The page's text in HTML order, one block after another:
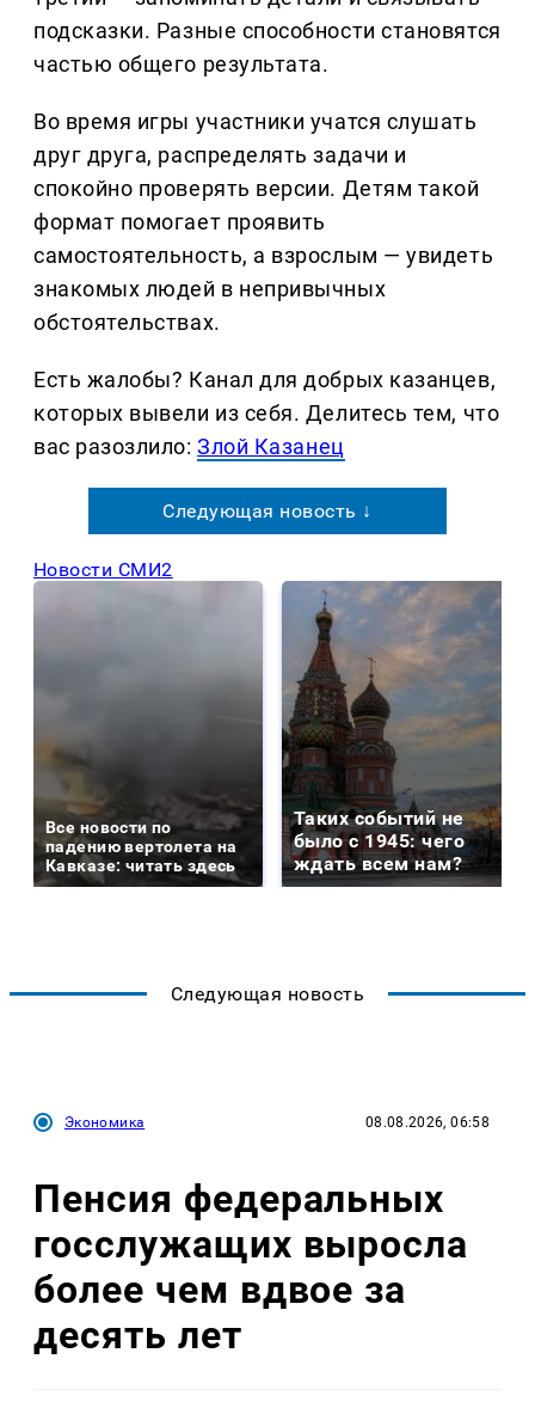
подсказки. Разные способности становятся
частью общего результата.
Во время игры участники учатся слушать
друг друга, распределять задачи и
спокойно проверять версии. Детям такой
формат помогает проявить
самостоятельность, а взрослым — увидеть
знакомых людей в непривычных
обстоятельствах.
Есть жалобы? Канал для добрых казанцев,
которых вывели из себя. Делитеcь тем, что
вас разозлило:Злой Казанец
Следующая новость ↓
Новости СМИ2
Все новости по
падению вертолета на
Кавказе: читать здесь
Таких событий не
было с 1945: чего
ждать всем нам?
Следующая новость
Экономика 08.08.2026, 06:58
Пенсия федеральных
госслужащих выросла
более чем вдвое за
десять лет